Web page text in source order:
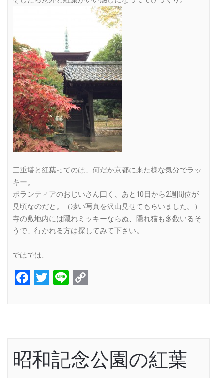
三重塔と紅葉ってのは、何だか京都に来た様な気分でラッ
キー。
ボランティアのおじいさん曰く、あと10日から2週間位が
見頃なのだと。（凄い写真を沢山見せてもらいました。）
寺の敷地内には隠れミッキーならぬ、隠れ猫も多数いるそ
うで、行かれる方は探してみて下さい。
ではでは。
Facebook
Twitter
Line
昭和記念公園の紅葉